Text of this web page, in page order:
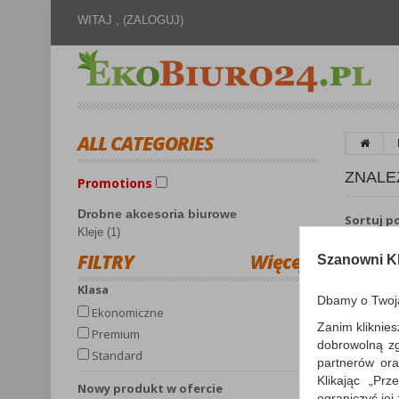
WITAJ , (ZALOGUJ)
ALL CATEGORIES
Promotions
Drobne akcesoria biurowe
Kleje (1)
FILTRY Więcej
Klasa
Ekonomiczne
Premium
Standard
Nowy produkt w ofercie
Sortuj
Szanowni
Dbamy o
Zanim
dobrowolną
partnerów
Klikając